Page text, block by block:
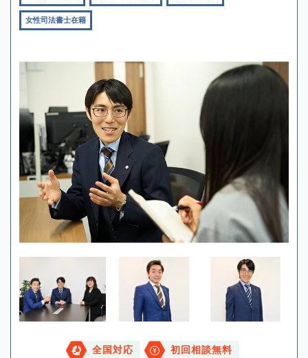
女性司法書士在籍
全国対応 初回相談無料